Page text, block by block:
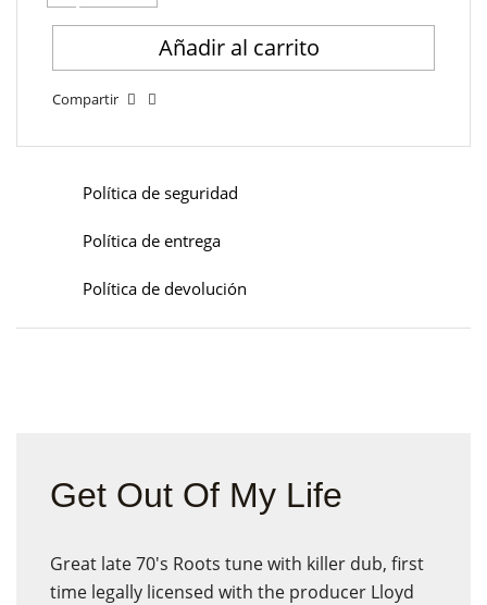
Añadir al carrito
Compartir
Política de seguridad
Política de entrega
Política de devolución
Get Out Of My Life
Great late 70's Roots tune with killer dub, first
time legally licensed with the producer Lloyd